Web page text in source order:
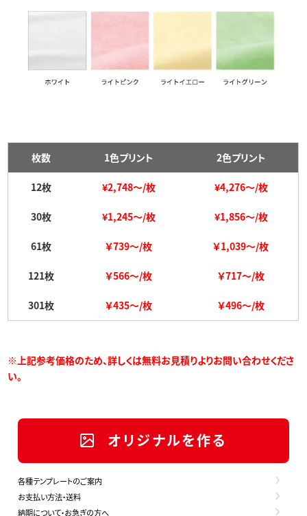
枚数 1色プリント 2色プリント
12枚 ¥2,748～/枚 ¥4,276～/枚
30枚 ¥1,245～/枚 ¥1,856～/枚
61枚 ￥739～/枚 ￥1,039～/枚
121枚 ￥566～/枚 ￥717～/枚
301枚 ￥435～/枚 ￥496～/枚
※上記参考価格のため、詳しくは無料お見積りよりお問い合わせくださ
い。
オリジナルを作る
各種テンプレートのご案内
お支払い方法・送料
納期について・お急ぎの方へ